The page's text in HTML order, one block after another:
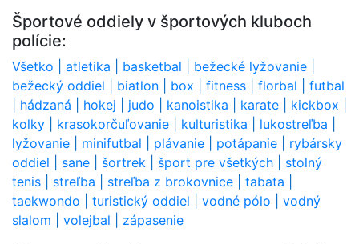
Športové oddiely v športových kluboch
polície:
Všetko atletika basketbal bežecké lyžovanie
bežecký oddiel
biatlon box fitness florbal
futbal
hádzaná hokej judo kanoistika karate kickbox
kolky
krasokorčuľovanie kulturistika lukostreľba
lyžovanie
minifutbal plávanie potápanie
rybársky
oddiel
sane šortrek šport pre všetkých
stolný
tenis
streľba streľba z brokovnice tabata
taekwondo
turistický oddiel vodné pólo
vodný
slalom
volejbal zápasenie